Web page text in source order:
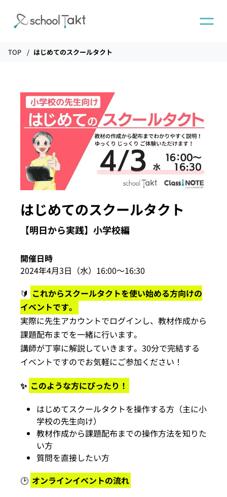
機能
タクトAI
導入事例
導入実績
料金
イベント・セミナー
お知らせ
よくある質問
TOP はじめてのスクールタクト
はじめてのスクールタクト
【明日から実践】小学校編
開催日時
2024年4月3日（水）16:00〜16:30
🔰 これからスクールタクトを使い始める方向けの
イベントです。
実際に先生アカウントでログインし、教材作成から
課題配布までを一緒に行います。
講師が丁寧に解説していきます。30分で完結する
イベントですのでお気軽にご参加ください！
✨ このような方にぴったり！
はじめてスクールタクトを操作する方（主に小
学校の先生向け）
教材作成から課題配布までの操作方法を知りた
い方
質問を直接したい方
🕑 オンラインイベントの流れ